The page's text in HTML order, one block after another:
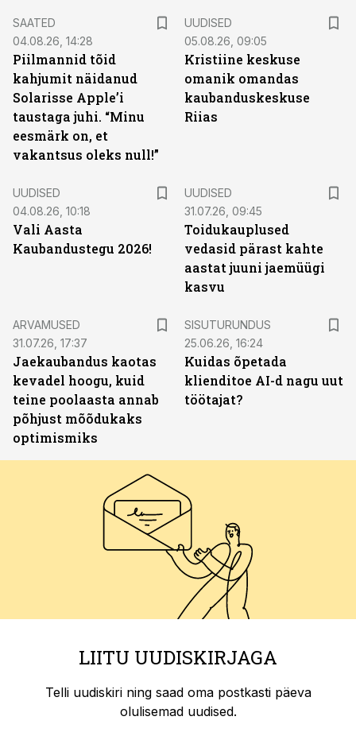
SAATED
04.08.26, 14:28
Piilmannid tõid
kahjumit näidanud
Solarisse Apple’i
taustaga juhi. “Minu
eesmärk on, et
vakantsus oleks null!”
UUDISED
05.08.26, 09:05
Kristiine keskuse
omanik omandas
kaubanduskeskuse
Riias
UUDISED
04.08.26, 10:18
Vali Aasta
Kaubandustegu 2026!
UUDISED
31.07.26, 09:45
Toidukauplused
vedasid pärast kahte
aastat juuni jaemüügi
kasvu
ARVAMUSED
31.07.26, 17:37
Jaekaubandus kaotas
kevadel hoogu, kuid
teine poolaasta annab
põhjust mõõdukaks
optimismiks
SISUTURUNDUS
25.06.26, 16:24
Kuidas õpetada
klienditoe AI-d nagu uut
töötajat?
LIITU UUDISKIRJAGA
Telli uudiskiri ning saad oma postkasti päeva
olulisemad uudised.